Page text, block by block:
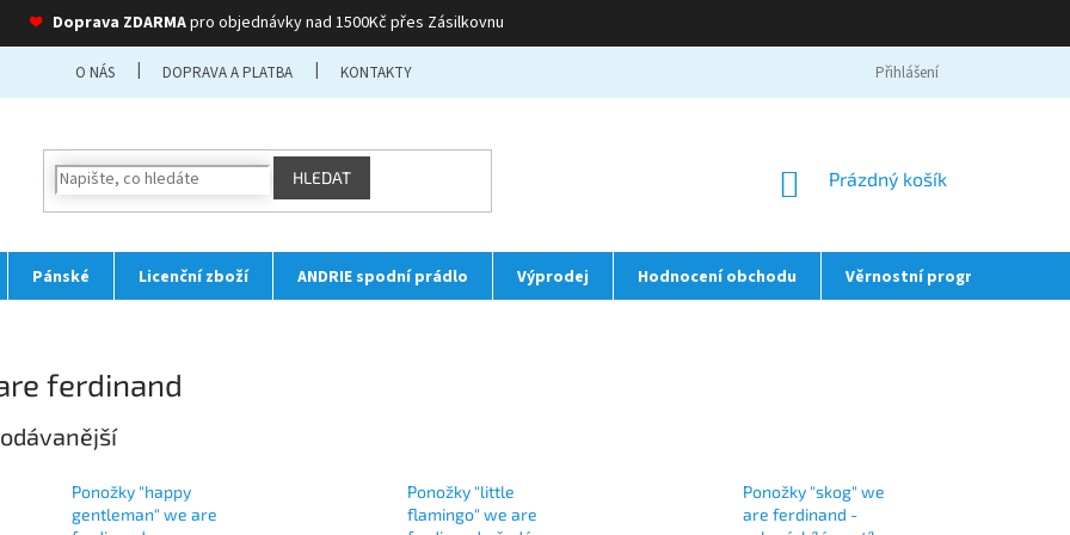
❤ Doprava ZDARMApro objednávky nad 1500Kč přes Zásilkovnu
O NÁS DOPRAVA A PLATBA KONTAKTY Přihlášení
HLEDAT
NÁKUPNÍ
Prázdný košík
Pánské Licenční zboží ANDRIE spodní prádlo Výprodej Hodnocení obchodu Věrnostní program
ferdinand
Ponožky "happy
gentleman" we are
Ponožky "little
flamingo" we are
Ponožky "skog" we
are ferdinand -